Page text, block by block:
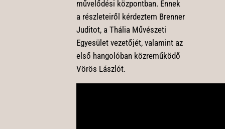
művelődési központban. Ennek
a részleteiről kérdeztem Brenner
Juditot, a Thália Művészeti
Egyesület vezetőjét, valamint az
első hangolóban közreműködő
Vörös Lászlót.